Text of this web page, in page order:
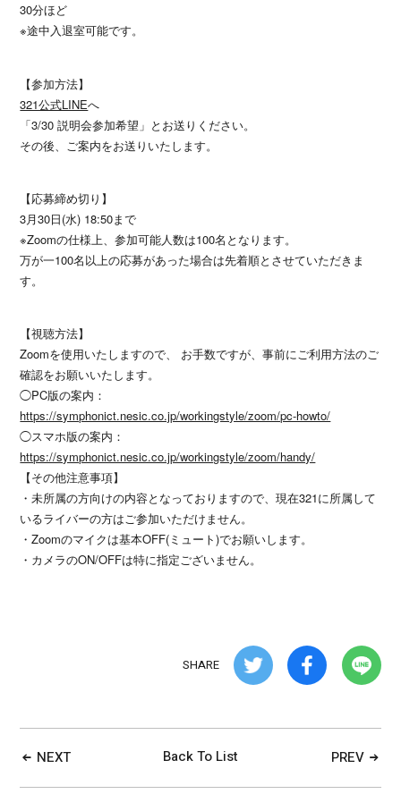
30分ほど
※途中入退室可能です。
【参加方法】
321公式LINEへ
「3/30 説明会参加希望」とお送りください。
その後、ご案内をお送りいたします。
【応募締め切り】
3月30日(水) 18:50まで
※Zoomの仕様上、参加可能人数は100名となります。
万が一100名以上の応募があった場合は先着順とさせていただきま
す。
【視聴方法】
Zoomを使用いたしますので、 お手数ですが、事前にご利用方法のご
確認をお願いいたします。
◯PC版の案内：
https://symphonict.nesic.co.jp/workingstyle/zoom/pc-howto/
◯スマホ版の案内：
https://symphonict.nesic.co.jp/workingstyle/zoom/handy/
【その他注意事項】
・未所属の方向けの内容となっておりますので、現在321に所属して
いるライバーの方はご参加いただけません。
・Zoomのマイクは基本OFF(ミュート)でお願いします。
・カメラのON/OFFは特に指定ございません。
SHARE
NEXT Back To List PREV